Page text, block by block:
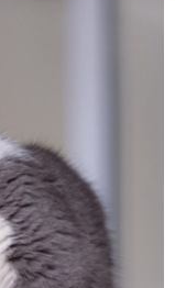
من الكتب العديد من